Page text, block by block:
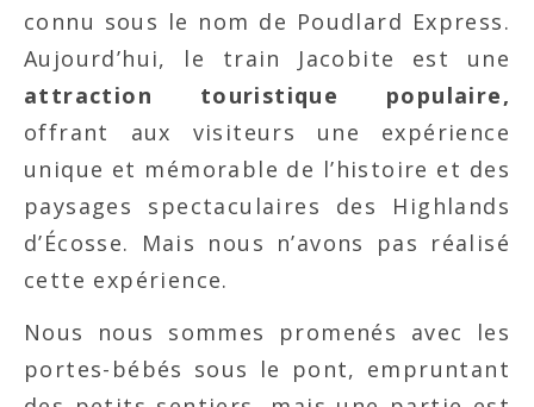
connu sous le nom de Poudlard Express.
Aujourd’hui, le train Jacobite est une
attraction touristique populaire,
offrant aux visiteurs une expérience
unique et mémorable de l’histoire et des
paysages spectaculaires des Highlands
d’Écosse. Mais nous n’avons pas réalisé
cette expérience.
Nous nous sommes promenés avec les
portes-bébés sous le pont, empruntant